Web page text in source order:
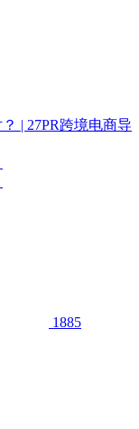
1885